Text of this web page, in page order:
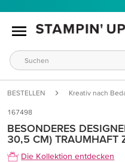
BESTELLEN Kreativ nach
167498
BESONDERES
30,5 CM) TRAUMHAFT
Die Kollektion entdecken